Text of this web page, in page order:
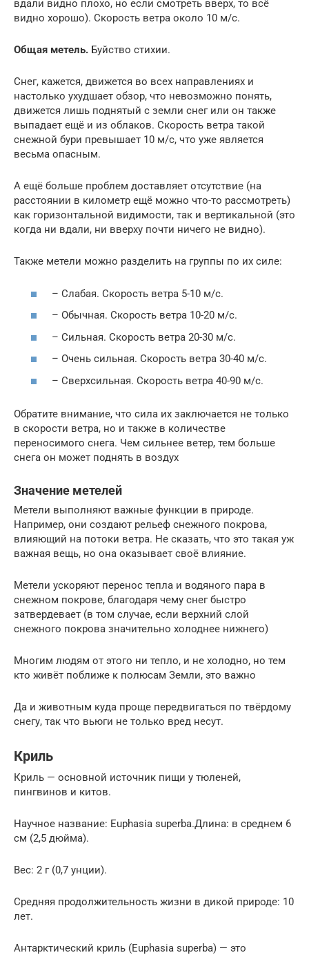
вдали видно плохо, но если смотреть вверх, то всё
видно хорошо). Скорость ветра около 10 м/с.
Общая метель. Буйство стихии.
Снег, кажется, движется во всех направлениях и
настолько ухудшает обзор, что невозможно понять,
движется лишь поднятый с земли снег или он также
выпадает ещё и из облаков. Скорость ветра такой
снежной бури превышает 10 м/с, что уже является
весьма опасным.
А ещё больше проблем доставляет отсутствие (на
расстоянии в километр ещё можно что-то рассмотреть)
как горизонтальной видимости, так и вертикальной (это
когда ни вдали, ни вверху почти ничего не видно).
Также метели можно разделить на группы по их силе:
– Слабая. Скорость ветра 5-10 м/с.
– Обычная. Скорость ветра 10-20 м/с.
– Сильная. Скорость ветра 20-30 м/с.
– Очень сильная. Скорость ветра 30-40 м/с.
– Сверхсильная. Скорость ветра 40-90 м/с.
Обратите внимание, что сила их заключается не только
в скорости ветра, но и также в количестве
переносимого снега. Чем сильнее ветер, тем больше
снега он может поднять в воздух
Значение метелей
Метели выполняют важные функции в природе.
Например, они создают рельеф снежного покрова,
влияющий на потоки ветра. Не сказать, что это такая уж
важная вещь, но она оказывает своё влияние.
Метели ускоряют перенос тепла и водяного пара в
снежном покрове, благодаря чему снег быстро
затвердевает (в том случае, если верхний слой
снежного покрова значительно холоднее нижнего)
Многим людям от этого ни тепло, и не холодно, но тем
кто живёт поближе к полюсам Земли, это важно
Да и животным куда проще передвигаться по твёрдому
снегу, так что вьюги не только вред несут.
Криль
Криль — основной источник пищи у тюленей,
пингвинов и китов.
Научное название: Euphasia superba.Длина: в среднем 6
см (2,5 дюйма).
Вес: 2 г (0,7 унции).
Средняя продолжительность жизни в дикой природе: 10
лет.
Антарктический криль (Euphasia superba) — это